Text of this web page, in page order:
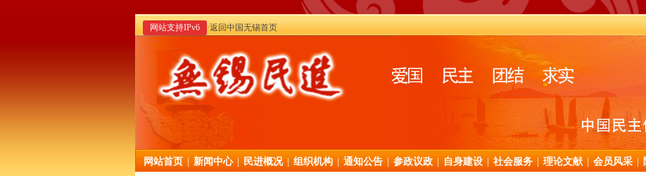
网站支持IPv6 ·返回中国无锡首页
网站首页 新闻中心 民进概况 组织机构 通知公告 参政议政 自身建设 社会服务 理论文献 会员风采